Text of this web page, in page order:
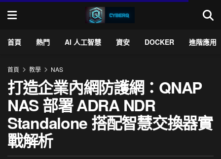
首頁 熱門 AI 人工智慧 資安 DOCKER 進階應用
首頁 教學 NAS
打造企業內網防護網：QNAP
NAS 部署 ADRA NDR
Standalone 搭配智慧交換器實
戰解析